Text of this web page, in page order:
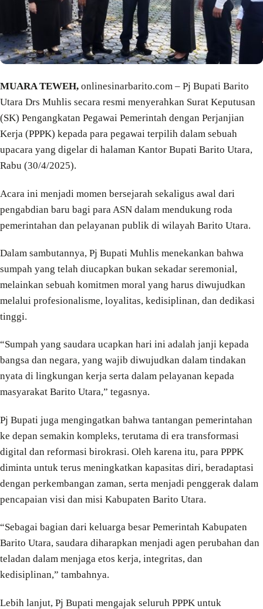
MUARA TEWEH, onlinesinarbarito.com – Pj Bupati Barito
Utara Drs Muhlis secara resmi menyerahkan Surat Keputusan
(SK) Pengangkatan Pegawai Pemerintah dengan Perjanjian
Kerja (PPPK) kepada para pegawai terpilih dalam sebuah
upacara yang digelar di halaman Kantor Bupati Barito Utara,
Rabu (30/4/2025).
Acara ini menjadi momen bersejarah sekaligus awal dari
pengabdian baru bagi para ASN dalam mendukung roda
pemerintahan dan pelayanan publik di wilayah Barito Utara.
Dalam sambutannya, Pj Bupati Muhlis menekankan bahwa
sumpah yang telah diucapkan bukan sekadar seremonial,
melainkan sebuah komitmen moral yang harus diwujudkan
melalui profesionalisme, loyalitas, kedisiplinan, dan dedikasi
tinggi.
“Sumpah yang saudara ucapkan hari ini adalah janji kepada
bangsa dan negara, yang wajib diwujudkan dalam tindakan
nyata di lingkungan kerja serta dalam pelayanan kepada
masyarakat Barito Utara,” tegasnya.
Pj Bupati juga mengingatkan bahwa tantangan pemerintahan
ke depan semakin kompleks, terutama di era transformasi
digital dan reformasi birokrasi. Oleh karena itu, para PPPK
diminta untuk terus meningkatkan kapasitas diri, beradaptasi
dengan perkembangan zaman, serta menjadi penggerak dalam
pencapaian visi dan misi Kabupaten Barito Utara.
“Sebagai bagian dari keluarga besar Pemerintah Kabupaten
Barito Utara, saudara diharapkan menjadi agen perubahan dan
teladan dalam menjaga etos kerja, integritas, dan
kedisiplinan,” tambahnya.
Lebih lanjut, Pj Bupati mengajak seluruh PPPK untuk